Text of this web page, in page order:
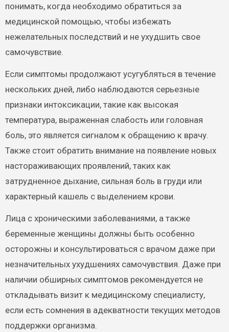
понимать, когда необходимо обратиться за
медицинской помощью, чтобы избежать
нежелательных последствий и не ухудшить свое
самочувствие.
Если симптомы продолжают усугубляться в течение
нескольких дней, либо наблюдаются серьезные
признаки интоксикации, такие как высокая
температура, выраженная слабость или головная
боль, это является сигналом к обращению к врачу.
Также стоит обратить внимание на появление новых
настораживающих проявлений, таких как
затрудненное дыхание, сильная боль в груди или
характерный кашель с выделением крови.
Лица с хроническими заболеваниями, а также
беременные женщины должны быть особенно
осторожны и консультироваться с врачом даже при
незначительных ухудшениях самочувствия. Даже при
наличии обширных симптомов рекомендуется не
откладывать визит к медицинскому специалисту,
если есть сомнения в адекватности текущих методов
поддержки организма.